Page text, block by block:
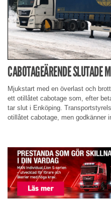
CABOTAGEÄRENDE SLUTADE
Mjukstart med en överlast och
ett otillåtet cabotage som, efter
tar slut i Enköping.
otillåtet cabotage, men godkänner